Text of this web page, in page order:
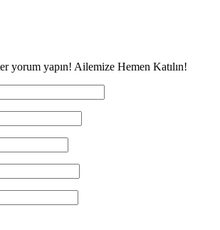
yorum yapın! Ailemize Hemen Katılın!